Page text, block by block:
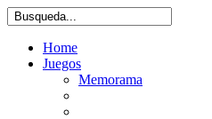
Home
Juegos
Memorama